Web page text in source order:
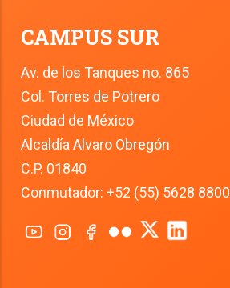
CAMPUS SUR
Av. de los Tanques no. 865
Col. Torres de Potrero
Ciudad de México
Alcaldía Alvaro Obregón
C.P. 01840
Conmutador: +52 (55) 5628 8800